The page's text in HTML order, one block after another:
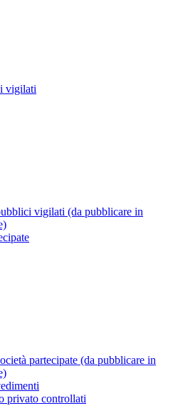
vigilati
vigilati (da pubblicare in
partecipate (da pubblicare in
privato controllati